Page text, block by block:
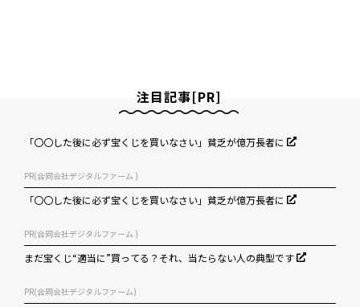
注目記事[PR]
「〇〇した後に必ず宝くじを買いなさい」貧乏が億万長者に
PR(合同会社デジタルファーム )
「〇〇した後に必ず宝くじを買いなさい」貧乏が億万長者に
PR(合同会社デジタルファーム )
まだ宝くじ“適当に”買ってる？それ、当たらない人の典型です
PR(合同会社デジタルファーム)